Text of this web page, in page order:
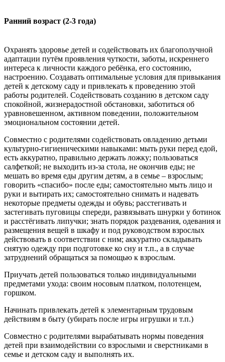
Ранний возраст (2-3 года)
Охранять здоровье детей и содействовать их благополучной
адаптации путём проявления чуткости, заботы, искреннего
интереса к личности каждого ребёнка, его состоянию,
настроению. Создавать оптимальные условия для привыкания
детей к детскому саду и привлекать к проведению этой
работы родителей. Содействовать созданию в детском саду
спокойной, жизнерадостной обстановки, заботиться об
уравновешенном, активном поведении, положительном
эмоциональном состоянии детей.
Совместно с родителями содействовать овладению детьми
культурно-гигиеническими навыками: мыть руки перед едой,
есть аккуратно, правильно держать ложку; пользоваться
салфеткой; не выходить из-за стола, не окончив еды; не
мешать во время еды другим детям, а в семье – взрослым;
говорить «спасибо» после еды; самостоятельно мыть лицо и
руки и вытирать их; самостоятельно снимать и надевать
некоторые предметы одежды и обувь; расстегивать и
застегивать пуговицы спереди, развязывать шнурки у ботинок
и расстёгивать липучки; знать порядок раздевания, одевания и
размещения вещей в шкафу и под руководством взрослых
действовать в соответствии с ним; аккуратно складывать
снятую одежду при подготовке ко сну и т.п., а в случае
затруднений обращаться за помощью к взрослым.
Приучать детей пользоваться только индивидуальными
предметами ухода: своим носовым платком, полотенцем,
горшком.
Начинать привлекать детей к элементарным трудовым
действиям в быту (убирать после игры игрушки и т.п.)
Совместно с родителями вырабатывать нормы поведения
детей при взаимодействии со взрослыми и сверстниками в
семье и детском саду и выполнять их.